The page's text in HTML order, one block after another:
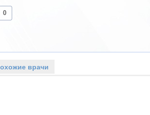
0
врачи